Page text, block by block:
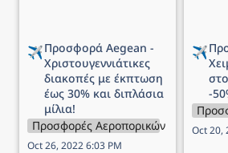
✈️
Χριστουγεννιάτικες
διακοπές με έκπτωση
έως 30% και διπλάσια
μίλια!
Προσφορές Αεροπορικών Εταιρειών
Oct 26, 2022 6:03 PM
✈️
-
Oct 20,